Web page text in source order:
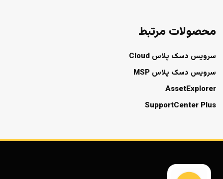
محصولات مرتبط
سرویس دسک پلاس Cloud
سرویس دسک پلاس MSP
AssetExplorer
SupportCenter Plus